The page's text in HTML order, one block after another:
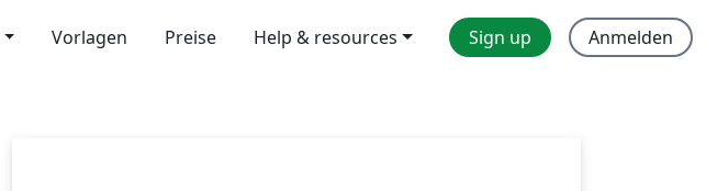
Vorlagen Preise Help & resources Sign up Anmelden